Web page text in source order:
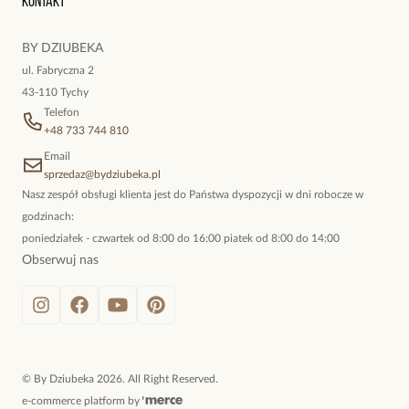
BY DZIUBEKA
ul. Fabryczna 2
43-110 Tychy
Telefon
+48 733 744 810
Email
sprzedaz@bydziubeka.pl
Nasz zespół obsługi klienta jest do Państwa dyspozycji w dni robocze w
godzinach:
poniedziałek - czwartek od 8:00 do 16:00 piatek od 8:00 do 14:00
Obserwuj nas
© By Dziubeka 2026. All Right Reserved.
e-commerce platform by